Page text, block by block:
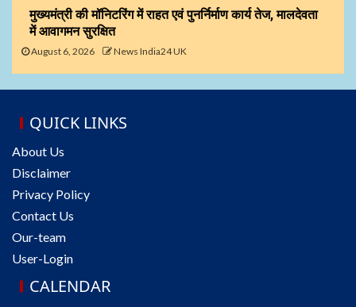
मुख्यमंत्री की मॉनिटरिंग में राहत एवं पुनर्निर्माण कार्य तेज, मालदेवता
में आवागमन सुरक्षित
August 6, 2026 News India24 UK
QUICK LINKS
About Us
Disclaimer
Privacy Policy
Contact Us
Our-team
User-Login
CALENDAR